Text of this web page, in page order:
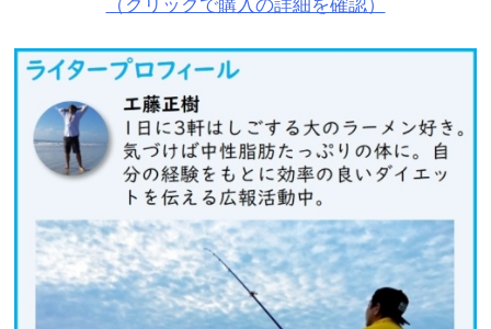
（クリックで購入の詳細を確認）